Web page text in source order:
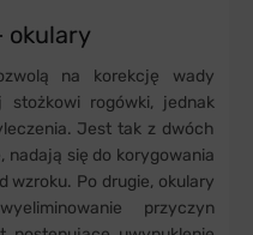
okulary
na korekcję wady
stożkowi rogówki, jednak
Jest tak z dwóch
nadają się do korygowania
wzroku. Po drugie, okulary
przyczyn